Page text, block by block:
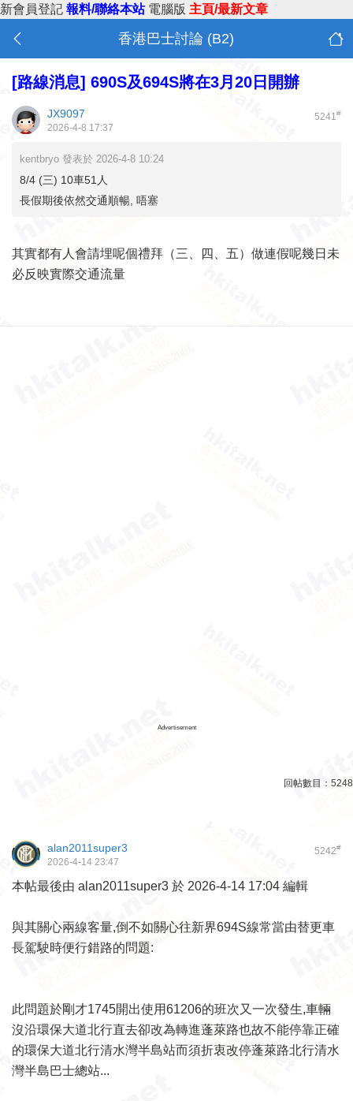
新會員登記 報料/聯絡本站 電腦版 主頁/最新文章
香港巴士討論 (B2)
[路線消息] 690S及694S將在3月20日開辦
5241#
JX9097
2026-4-8 17:37
kentbryo 發表於 2026-4-8 10:24
8/4 (三) 10車51人
長假期後依然交通順暢, 唔塞
其實都有人會請埋呢個禮拜（三、四、五）做連假呢幾日未
必反映實際交通流量
Advertisement
回帖數目： 5248
5242#
alan2011super3
2026-4-14 23:47
本帖最後由 alan2011super3 於 2026-4-14 17:04 編輯
與其關心兩線客量,倒不如關心往新界694S線常當由替更車
長駕駛時便行錯路的問題:
此問題於剛才1745開出使用61206的班次又一次發生,車輛
沒沿環保大道北行直去卻改為轉進蓬萊路也故不能停靠正確
的環保大道北行清水灣半島站而須折衷改停蓬萊路北行清水
灣半島巴士總站...